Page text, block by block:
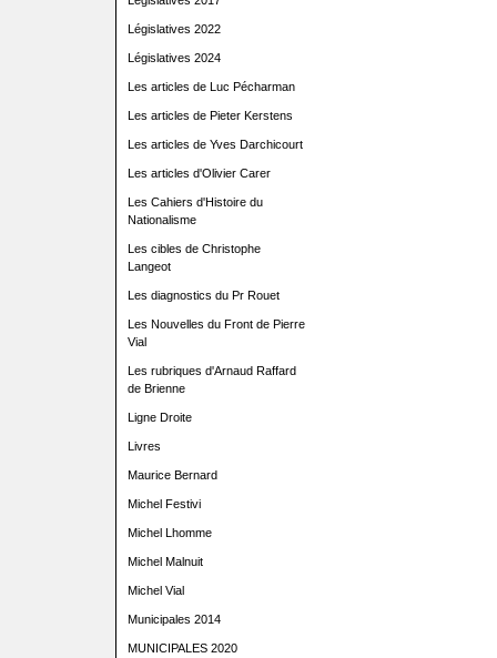
Législatives 2022
Législatives 2024
Les articles de Luc Pécharman
Les articles de Pieter Kerstens
Les articles de Yves Darchicourt
Les articles d'Olivier Carer
Les Cahiers d'Histoire du
Nationalisme
Les cibles de Christophe
Langeot
Les diagnostics du Pr Rouet
Les Nouvelles du Front de Pierre
Vial
Les rubriques d'Arnaud Raffard
de Brienne
Ligne Droite
Livres
Maurice Bernard
Michel Festivi
Michel Lhomme
Michel Malnuit
Michel Vial
Municipales 2014
MUNICIPALES 2020